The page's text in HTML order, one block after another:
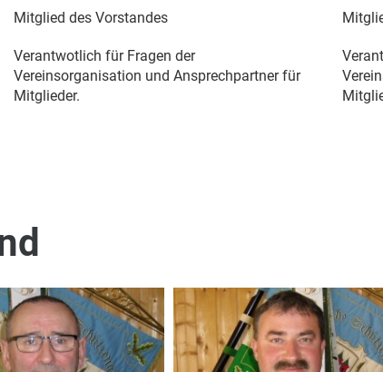
Mitglied des Vorstandes
Verantwotlich für Fragen der
Vereinsorganisation und Ansprechpartner für
Mitglieder.